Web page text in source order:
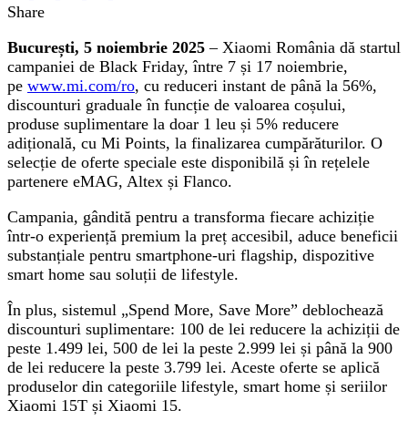
Share
București, 5 noiembrie 2025 – Xiaomi România dă startul
campaniei de Black Friday, între 7 și 17 noiembrie,
pe www.mi.com/ro, cu reduceri instant de până la 56%,
discounturi graduale în funcție de valoarea coșului,
produse suplimentare la doar 1 leu și 5% reducere
adițională, cu Mi Points, la finalizarea cumpărăturilor. O
selecție de oferte speciale este disponibilă și în rețelele
partenere eMAG, Altex și Flanco.
Campania, gândită pentru a transforma fiecare achiziție
într-o experiență premium la preț accesibil, aduce beneficii
substanțiale pentru smartphone-uri flagship, dispozitive
smart home sau soluții de lifestyle.
În plus, sistemul „Spend More, Save More” deblochează
discounturi suplimentare: 100 de lei reducere la achiziții de
peste 1.499 lei, 500 de lei la peste 2.999 lei și până la 900
de lei reducere la peste 3.799 lei. Aceste oferte se aplică
produselor din categoriile lifestyle, smart home și seriilor
Xiaomi 15T și Xiaomi 15.